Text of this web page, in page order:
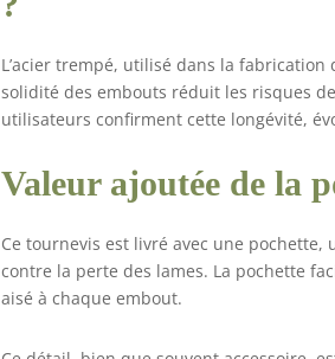
L’acier trempé, utilisé dans la fabrication
solidité des embouts réduit les risques
utilisateurs confirment cette longévité,
Valeur ajoutée de la
Ce tournevis est livré avec une
contre la perte des lames. La pochette
aisé à chaque embout.